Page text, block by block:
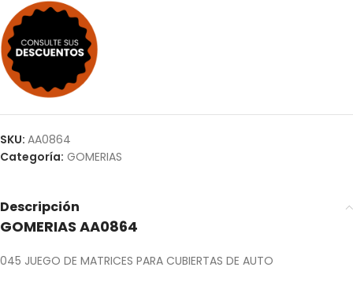
SKU: AA0864
Categoría: GOMERIAS
Descripción
GOMERIAS AA0864
045 JUEGO DE MATRICES PARA CUBIERTAS DE AUTO